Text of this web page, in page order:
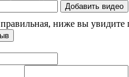
Добавить видео
ниже вы увидите